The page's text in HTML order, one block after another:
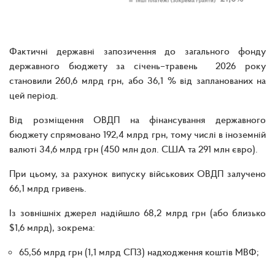
Фактичні державні запозичення до загального фонду
державного бюджету за січень–травень 2026 року
становили 260,6 млрд грн, або 36,1 % від запланованих на
цей період.
Від розміщення ОВДП на фінансування державного
бюджету спрямовано 192,4 млрд грн, тому числі в іноземній
валюті 34,6 млрд грн (450 млн дол. США та 291 млн євро).
При цьому, за рахунок випуску військових ОВДП залучено
66,1 млрд гривень.
Із зовнішніх джерел надійшло 68,2 млрд грн (або близько
$1,6 млрд), зокрема:
65,56 млрд грн (1,1 млрд СПЗ) надходження коштів МВФ;